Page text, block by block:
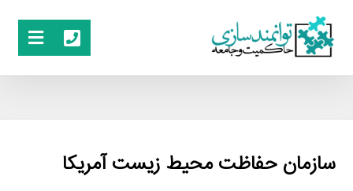
سازمان حفاظت محیط زیست آمریکا